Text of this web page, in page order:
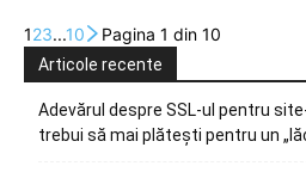
123...10 Pagina 1 din 10
Articole recente
Adevărul despre SSL-ul pentru
trebui să mai plătești pentru un